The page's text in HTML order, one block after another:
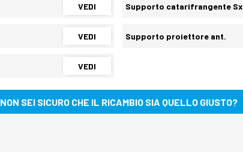
VEDI Supporto catarifrangente Sx
VEDI Supporto proiettore ant.
VEDI
NON SEI SICURO CHE IL RICAMBIO SIA QUELLO GIUSTO?